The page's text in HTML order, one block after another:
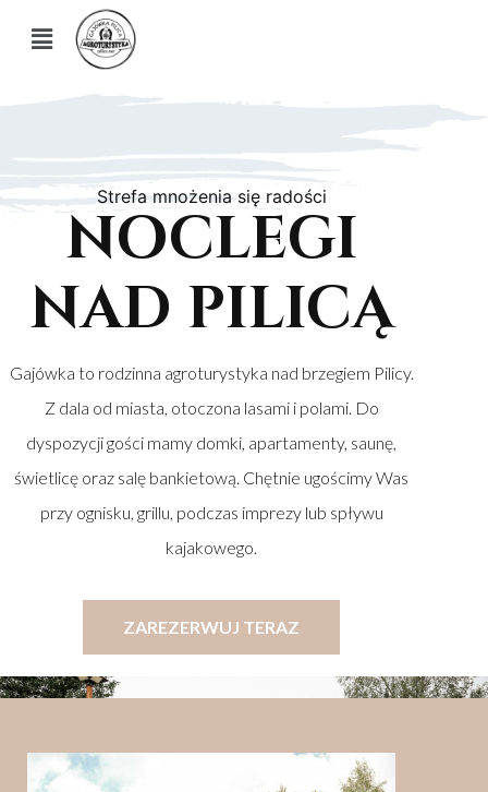
Strefa mnożenia się radości
NOCLEGI
NAD PILICĄ
Gajówka to rodzinna agroturystyka nad brzegiem Pilicy.
Z dala od miasta, otoczona lasami i polami. Do
dyspozycji gości mamy domki, apartamenty, saunę,
świetlicę oraz salę bankietową. Chętnie ugościmy Was
przy ognisku, grillu, podczas imprezy lub spływu
kajakowego.
ZAREZERWUJ TERAZ